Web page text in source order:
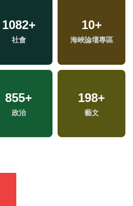
1082+
社會
10+
海峽論壇專區
855+
政治
198+
藝文